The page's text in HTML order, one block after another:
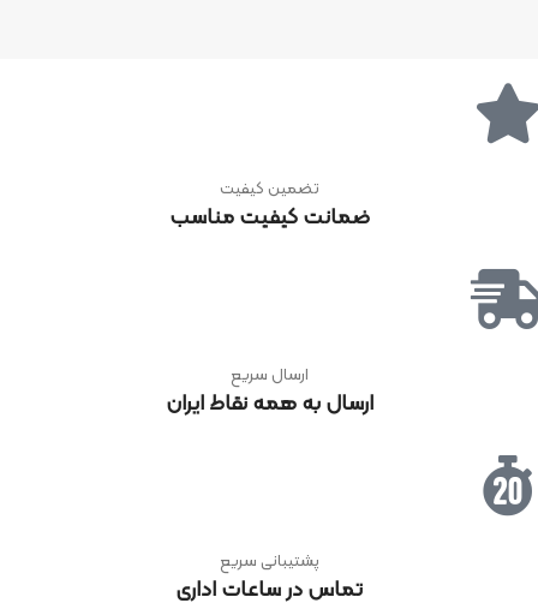
تضمین کیفیت
ضمانت کیفیت مناسب
ارسال سریع
ارسال به همه نقاط ایران
پشتیبانی سریع
تماس در ساعات اداری